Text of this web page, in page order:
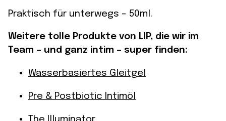
Praktisch für unterwegs – 50ml.
Weitere tolle Produkte von LIP, die wir im
Team – und ganz intim – super finden:
Wasserbasiertes Gleitgel
Pre & Postbiotic Intimöl